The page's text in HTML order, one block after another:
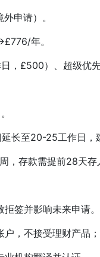
申请）。
年。
£500）、超级优
至20-25工作日，
存款需提前28天存
签并影响未来申请。
，不接受理财产品